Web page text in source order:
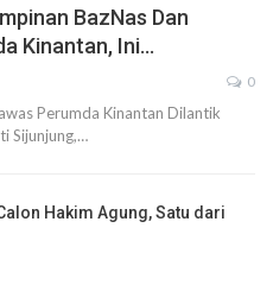
BazNas Dan
Kinantan, Ini…
0
Perumda Kinantan Dilantik
Sijunjung,…
Hakim Agung, Satu dari